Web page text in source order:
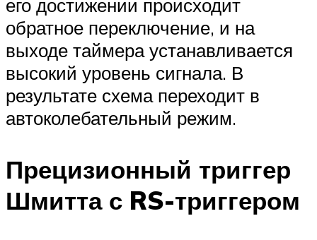
его достижении происходит
обратное переключение, и на
выходе таймера устанавливается
высокий уровень сигнала. В
результате схема переходит в
автоколебательный режим.
Прецизионный триггер
Шмитта с RS-триггером